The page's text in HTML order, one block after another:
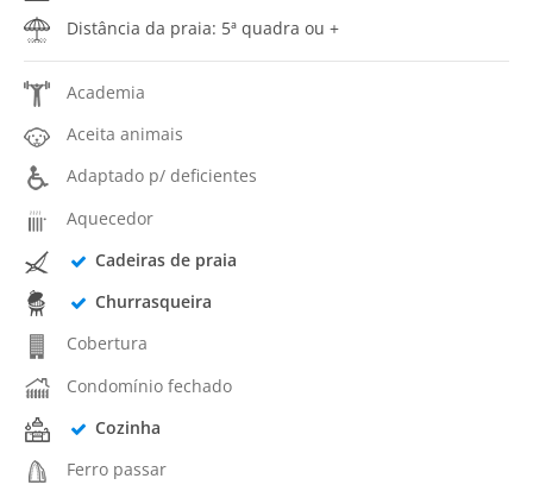
Distância da praia: 5ª quadra ou +
Academia
Aceita animais
Adaptado p/ deficientes
Aquecedor
Cadeiras de praia
Churrasqueira
Cobertura
Condomínio fechado
Cozinha
Ferro passar